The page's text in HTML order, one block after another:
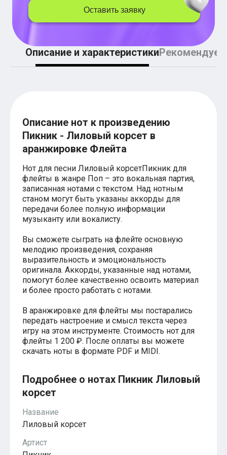
Легкие аккорды (простые песни)
Аккорды со словами (вокал)
Поп
BEARWOLF
Мари Краймбрери
Комната культуры
XOLIDAYBOY
Монеточка
Пицца
Анжелика Варум
Леонид Агутин
Саундтрек
Тематические
Из фильмов
Аватар: Путь воды
Титаник
Хатико
Реквием по мечте
Пираты Карибского моря
Сумерки
Величайший шоумен
Звездные войны
Ла ла Ленд
Бумер
Аладдин (2019)
Король лев (2019)
Брат-2
Классическая музыка
Времена года - Вивальди
Времена года - Чайковский
Сонаты Бетховена
Ноты для вальса
Из мультфильмов
Король лев
Холодное сердце
Оставить заявку
Описание и характеристикиРекомендуем
Описание нот к произведению
Пикник - Лиловый корсет в
аранжировке Флейта
Нот для песни Лиловый корсетПикник для
флейты в жанре Поп – это вокальная партия,
записанная нотами с текстом. Над нотным
станом могут быть указаны аккорды для
передачи более полную информации
музыканту или вокалисту.
Вы сможете сыграть на флейте основную
мелодию произведения, сохраняя
выразительность и эмоциональность
оригинала. Аккорды, указанные над нотами,
помогут более качественно освоить материал
и более просто работать с нотами.
В аранжировке для флейты мы постарались
передать настроение и смысл текста через
игру на этом инструменте. Стоимость нот для
флейты 1 200 ₽. После оплаты вы можете
скачать ноты в формате PDF и MIDI.
Подробнее о нотах Пикник Лиловый
корсет
Название
Лиловый корсет
Артист